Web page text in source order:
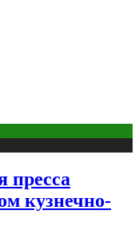
пресса
кузнечно-